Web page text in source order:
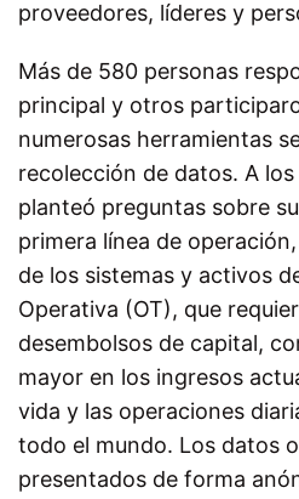
proveedores, líderes y
Más de 580 personas
principal y otros
numerosas herramientas
recolección de datos. A
planteó preguntas sobre
primera línea de
de los sistemas y activos
Operativa (OT), que
desembolsos de capital,
mayor en los ingresos
vida y las operaciones
todo el mundo. Los datos
presentados de forma